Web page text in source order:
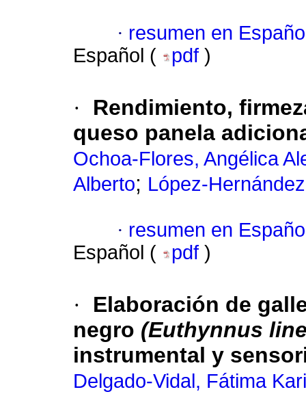
· resumen en
Español (
pdf )
·
Rendimiento,
queso panela
Ochoa-Flores, Angélica
Alberto; López-
· resumen en
Español (
pdf )
·
Elaboración de
negro (Euthynnus
instrumental y
Delgado-Vidal, Fátima